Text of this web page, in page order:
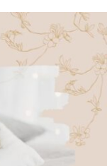
ド
お問合せ